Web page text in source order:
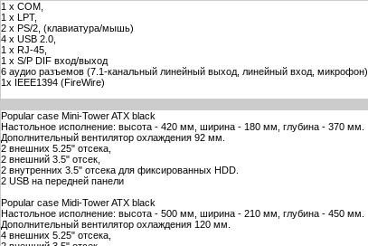
1 x COM,
1 x LPT,
2 x PS/2, (клавиатура/мышь)
4 x USB 2.0,
1 x RJ-45,
1 x S/P DIF вход/выход
6 aудио разъемов (7.1-канальный линейный выход, линейный вход, микрофон)
1x IEEE1394 (FireWire)
Popular case Mini-Tower ATX black
Настольное исполнение: высота - 420 мм, ширина - 180 мм, глубина - 370 мм.
Дополнительный вентилятор охлаждения 92 мм.
2 внешних 5.25" отсека,
2 внешний 3.5" отсек,
2 внутренних 3.5" отсека для фиксированных HDD.
2 USB на передней панели
Popular case Midi-Tower ATX black
Настольное исполнение: высота - 500 мм, ширина - 210 мм, глубина - 450 мм.
Дополнительный вентилятор охлаждения 120 мм.
4 внешних 5.25" отсека,